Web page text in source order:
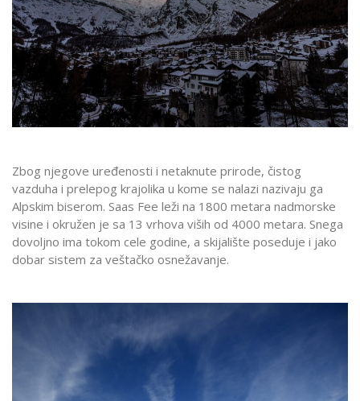
Zbog njegove uređenosti i netaknute prirode, čistog
vazduha i prelepog krajolika u kome se nalazi nazivaju ga
Alpskim biserom. Saas Fee leži na 1800 metara nadmorske
visine i okružen je sa 13 vrhova viših od 4000 metara. Snega
dovoljno ima tokom cele godine, a skijalište poseduje i jako
dobar sistem za veštačko osnežavanje.